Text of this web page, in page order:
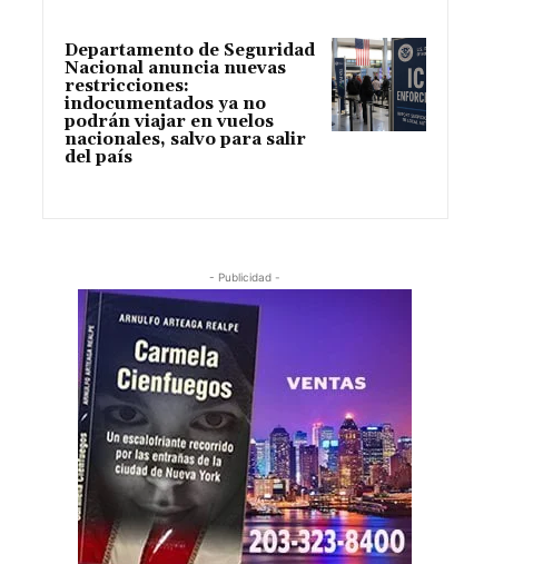
Departamento de Seguridad
Nacional anuncia nuevas
restricciones:
indocumentados ya no
podrán viajar en vuelos
nacionales, salvo para salir
del país
- Publicidad -